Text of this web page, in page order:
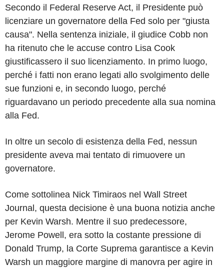
Secondo il Federal Reserve Act, il Presidente può
licenziare un governatore della Fed solo per "giusta
causa". Nella sentenza iniziale, il giudice Cobb non
ha ritenuto che le accuse contro Lisa Cook
giustificassero il suo licenziamento. In primo luogo,
perché i fatti non erano legati allo svolgimento delle
sue funzioni e, in secondo luogo, perché
riguardavano un periodo precedente alla sua nomina
alla Fed.
In oltre un secolo di esistenza della Fed, nessun
presidente aveva mai tentato di rimuovere un
governatore.
Come sottolinea Nick Timiraos nel Wall Street
Journal, questa decisione è una buona notizia anche
per Kevin Warsh. Mentre il suo predecessore,
Jerome Powell, era sotto la costante pressione di
Donald Trump, la Corte Suprema garantisce a Kevin
Warsh un maggiore margine di manovra per agire in